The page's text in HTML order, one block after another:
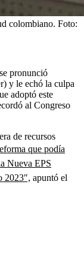
colombiano. Foto:
pronunció
y le echó la culpa
adoptó este
al Congreso
de recursos
que podía
Nueva EPS
2023″, apuntó el